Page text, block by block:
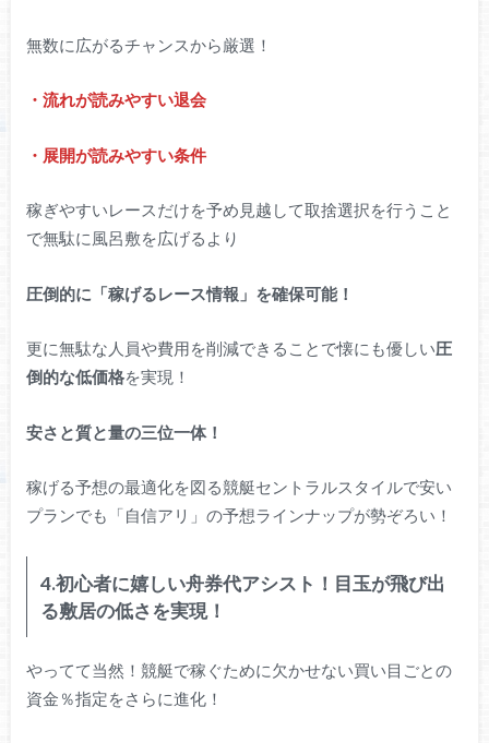
無数に広がるチャンスから厳選！
・流れが読みやすい退会
・展開が読みやすい条件
稼ぎやすいレースだけを予め見越して取捨選択を行うこと
で無駄に風呂敷を広げるより
圧倒的に「稼げるレース情報」を確保可能！
更に無駄な人員や費用を削減できることで懐にも優しい圧
倒的な低価格を実現！
安さと質と量の三位一体！
稼げる予想の最適化を図る競艇セントラルスタイルで安い
プランでも「自信アリ」の予想ラインナップが勢ぞろい！
4.初心者に嬉しい舟券代アシスト！目玉が飛び出
る敷居の低さを実現！
やってて当然！競艇で稼ぐために欠かせない買い目ごとの
資金％指定をさらに進化！